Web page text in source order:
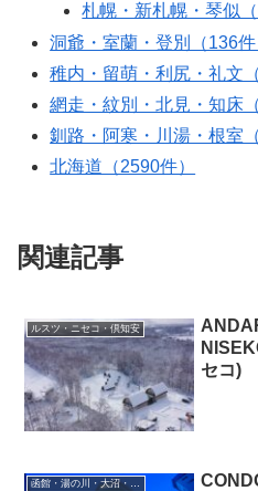
札幌・新札幌・琴似（
洞爺・室蘭・登別（136件
稚内・留萌・利尻・礼文
網走・紋別・北見・知床
釧路・阿寒・川湯・根室
北海道（2590件）
関連記事
ルスツ・ニセコ・倶知安
セコ)